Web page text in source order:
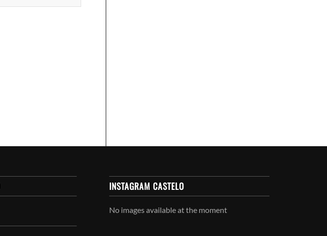
INSTAGRAM CASTELO
No images available at the moment